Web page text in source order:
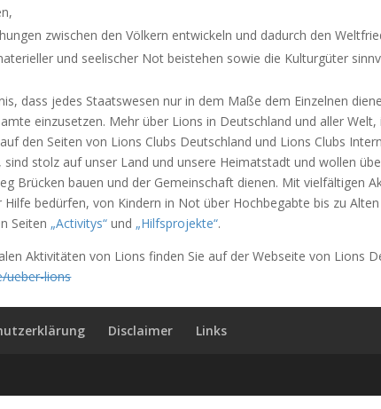
zwischen den Völkern entwickeln und dadurch den
und seelischer Not beistehen sowie die Kulturgüter
dass jedes Staatswesen nur in dem Maße dem Einzelnen
einzusetzen. Mehr über Lions in Deutschland und aller
den Seiten von Lions Clubs Deutschland und Lions Clubs
sind stolz auf unser Land und unsere Heimatstadt und wollen
Brücken bauen und der Gemeinschaft dienen. Mit vielfältigen
bedürfen, von Kindern in Not über Hochbegabte bis zu Alten
Seiten „Activitys“ und „Hilfsprojekte“.
Aktivitäten von Lions finden Sie auf der Webseite von Lions
ueber-lions
Disclaimer Links